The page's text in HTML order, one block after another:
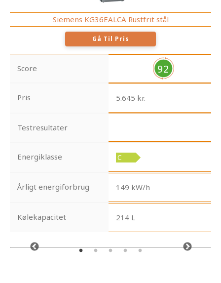
Siemens KG36EALCA Rustfrit stål
Gå Til Pris
Score 92
Pris 5.645 kr.
Testresultater
Energiklasse
Årligt energiforbrug 149 kW/h
Kølekapacitet 214 L